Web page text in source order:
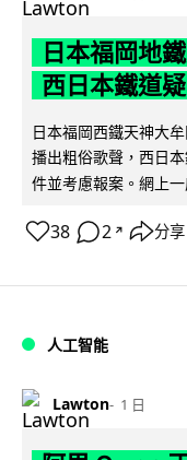
日本福岡地
西日本鐵道
日本福岡西鐵天神大
播出粗俗歌聲，西日
件並考慮報案。網上
38 2 ↗ 分享
人工智能
Lawton 1 日